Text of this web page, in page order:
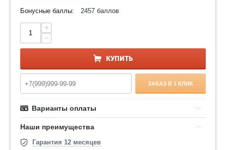
Бонусные баллы: 2457 баллов
+
−
КУПИТЬ
ЗАКАЗ В 1 КЛИК
Варианты оплаты
Наши преимущества
Гарантия 12 месяцев